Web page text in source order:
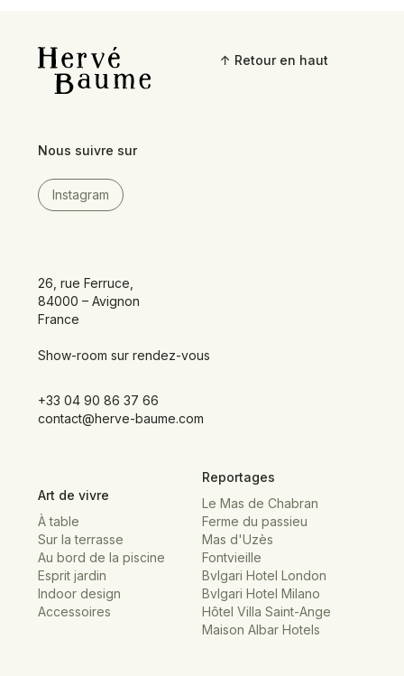
↑ Retour en haut
Nous suivre sur
Instagram
26, rue Ferruce,
84000 – Avignon
France
Show-room sur rendez-vous
+33 04 90 86 37 66
contact@herve-baume.com
Art de vivre
À table
Sur la terrasse
Au bord de la piscine
Esprit jardin
Indoor design
Accessoires
Reportages
Le Mas de Chabran
Ferme du passieu
Mas d'Uzès
Fontvieille
Bvlgari Hotel London
Bvlgari Hotel Milano
Hôtel Villa Saint-Ange
Maison Albar Hotels